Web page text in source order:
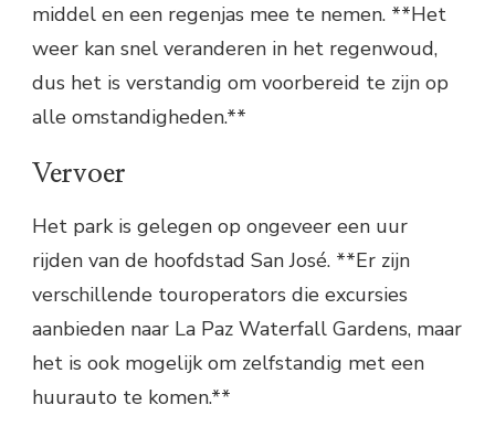
middel en een regenjas mee te nemen. **Het
weer kan snel veranderen in het regenwoud,
dus het is verstandig om voorbereid te zijn op
alle omstandigheden.**
Vervoer
Het park is gelegen op ongeveer een uur
rijden van de hoofdstad San José. **Er zijn
verschillende touroperators die excursies
aanbieden naar La Paz Waterfall Gardens, maar
het is ook mogelijk om zelfstandig met een
huurauto te komen.**